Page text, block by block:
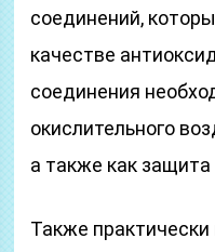
соединений,
качестве
соединения
окислительного
а также как защита
Также практически